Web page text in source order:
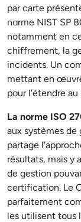
par carte
norme NIST SP
notamment en
chiffrement, la
incidents. Un
mettant en
pour l'étendre au
La norme ISO
aux systèmes
partage
résultats, mais y
de gestion
certification. Le
parfaitement
les utilisent tous